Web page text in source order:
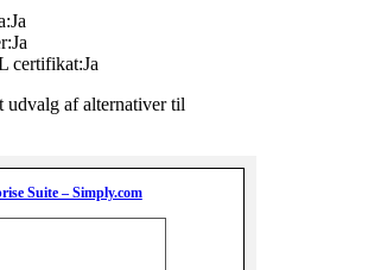
certifikat:Ja
udvalg af alternativer til
Suite – Simply.com